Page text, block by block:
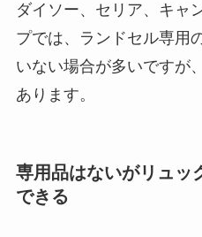
ダイソー、セリア、キャ
プでは、ランドセル専用
いない場合が多いですが
あります。
専用品はないがリュッ
できる